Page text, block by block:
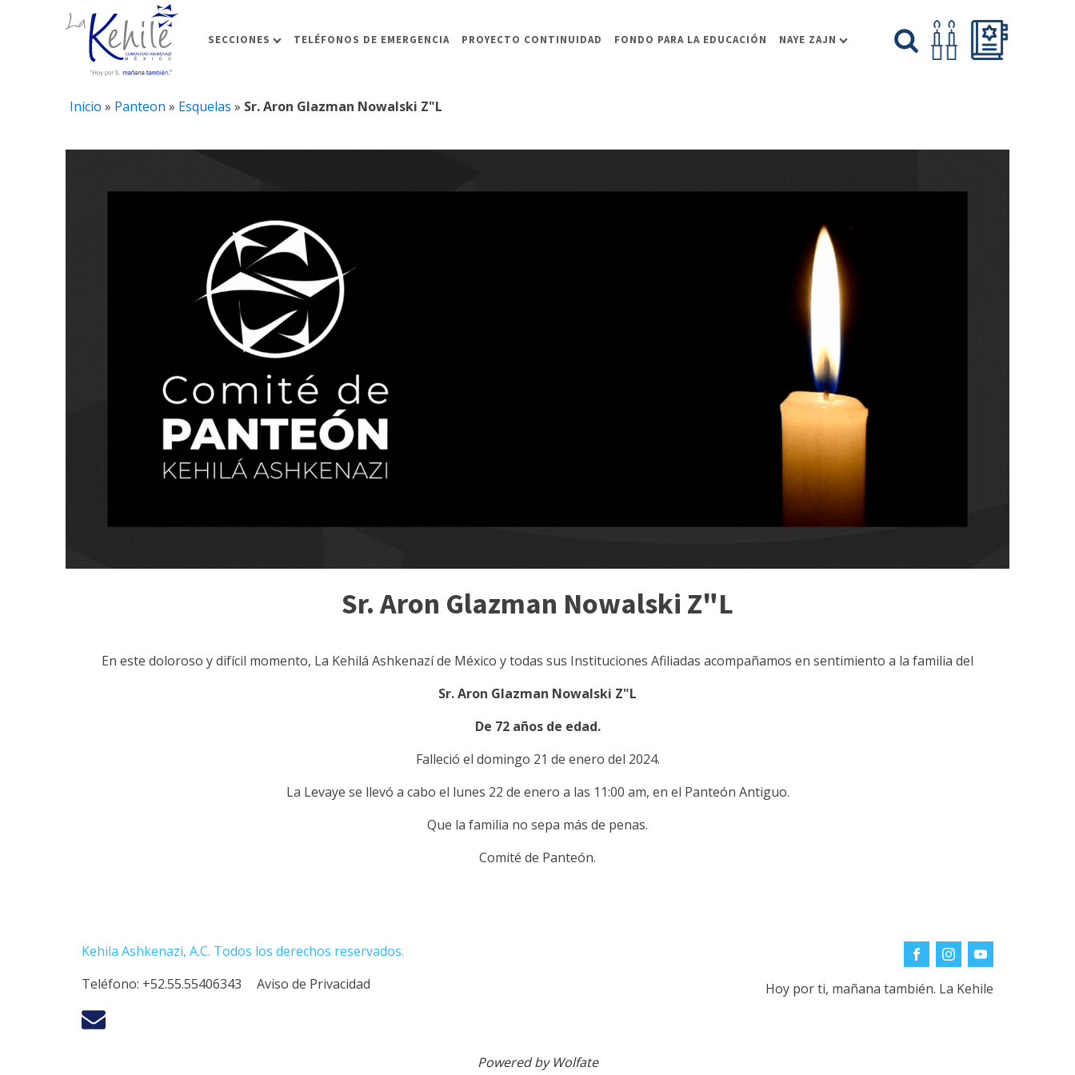
SECCIONES TELÉFONOS DE EMERGENCIA PROYECTO CONTINUIDAD FONDO PARA LA EDUCACIÓN NAYE ZAJN
Inicio » Panteon » Esquelas » Sr. Aron Glazman Nowalski Z"L
Sr. Aron Glazman Nowalski Z"L
En este doloroso y difícil momento, La Kehilá Ashkenazí de México y todas sus Instituciones Afiliadas acompañamos en sentimiento a la familia del
Sr. Aron Glazman Nowalski Z"L
De 72 años de edad.
Falleció el domingo 21 de enero del 2024.
La Levaye se llevó a cabo el lunes 22 de enero a las 11:00 am, en el Panteón Antiguo.
Que la familia no sepa más de penas.
Comité de Panteón.
Kehila Ashkenazi, A.C. Todos los derechos reservados.
Teléfono: +52.55.55406343 Aviso de Privacidad Hoy por ti, mañana también. La Kehile
Powered by Wolfate